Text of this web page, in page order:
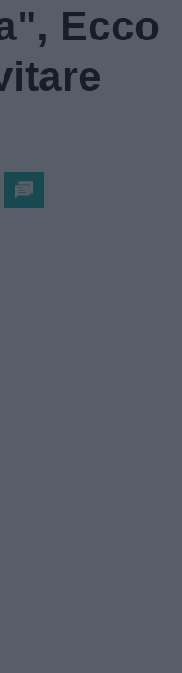
Ecco